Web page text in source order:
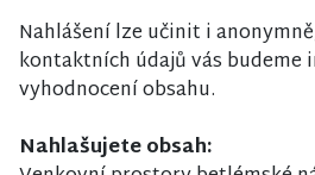
Nahlášení lze učinit i
kontaktních údajů vás budeme
vyhodnocení obsahu.
Nahlašujete obsah: